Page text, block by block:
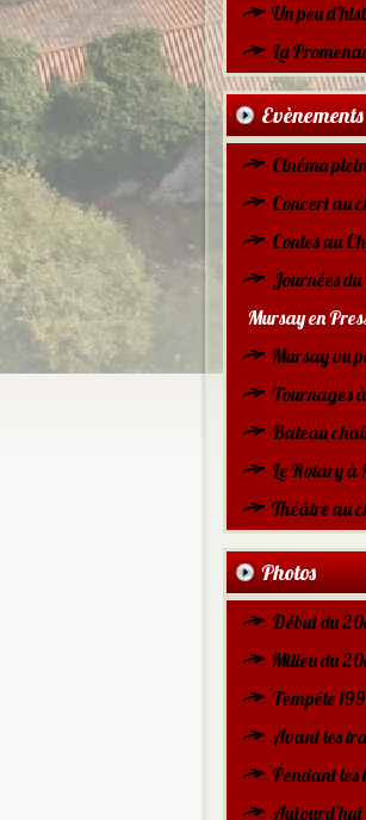
Un peu
La
Evènements
Cinéma
Concert au
Contes au
Journées
Mursay en
Mursay vu
Tournages
Bateau
Le Rotary à
Théâtre au
Photos
Début du
Milieu du
Tempête
Avant les
Pendant
Aujourd'hui